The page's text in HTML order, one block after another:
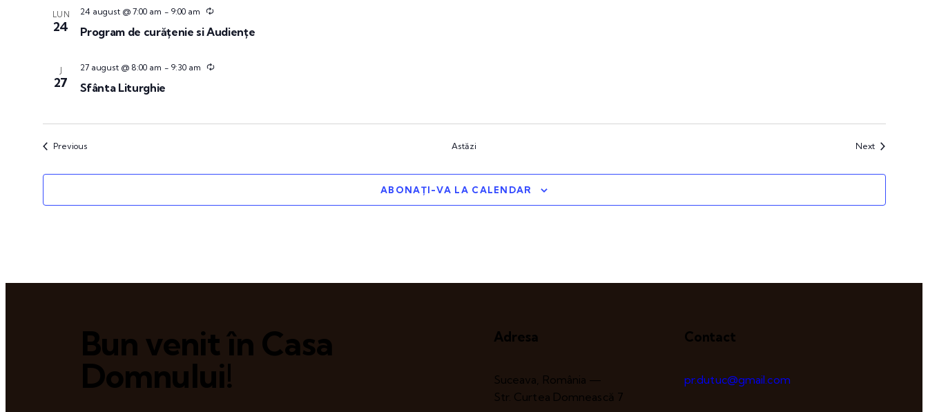
LUN
24
24 august @ 7:00 am - 9:00 am
Program de curățenie si Audiențe
J
27
27 august @ 8:00 am - 9:30 am
Sfânta Liturghie
Previous Astăzi NextEvents
ABONAȚI-VA LA CALENDAR
Bun venit în Casa
Domnului!
Adresa
Suceava, România —
Str. Curtea Domnească 7
Contact
pr.dutuc@gmail.com